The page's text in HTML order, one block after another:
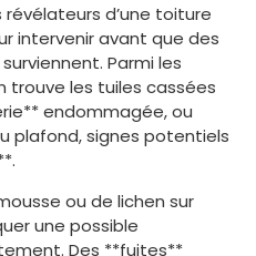
d’une toiture
intervenir avant que des
Parmi les
trouve les tuiles cassées
endommagée, ou
plafond, signes potentiels
ou de lichen sur
une possible
Des **fuites**